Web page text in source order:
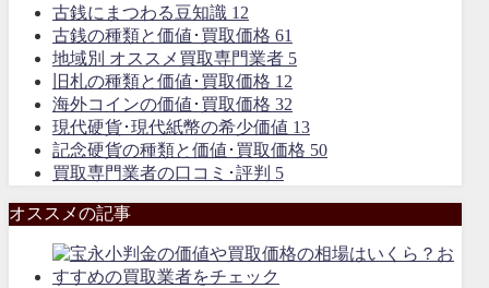
古銭にまつわる豆知識 12
古銭の種類と価値･買取価格 61
地域別 オススメ買取専門業者 5
旧札の種類と価値･買取価格 12
海外コインの価値･買取価格 32
現代硬貨･現代紙幣の希少価値 13
記念硬貨の種類と価値･買取価格 50
買取専門業者の口コミ･評判 5
オススメの記事